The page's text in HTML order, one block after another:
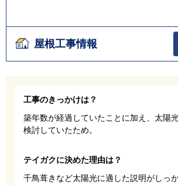
屋根工事情報
工事のきっかけは？
築年数が経過していたことに加え、太陽
検討していたため。
テイガクに決めた理由は？
千鳥葺きなど太陽光に適した説明がしっ